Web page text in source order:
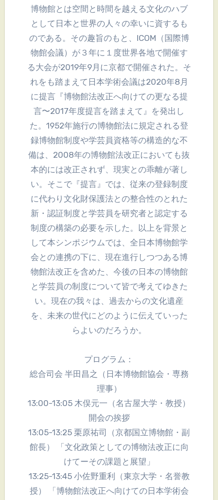
博物館とは空間と時間を越える文化のハブ
として日本と世界の人々の幸いに資するも
のである。その趣旨のもと、ICOM（国際博
物館会議）が３年に１度世界各地で開催す
る大会が2019年9月に京都で開催された。そ
れをも踏まえて日本学術会議は2020年8月
に提言『博物館法改正へ向けての更なる提
言〜2017年度提言を踏まえて』を発出し
た。1952年施行の博物館法に規定される登
録博物館制度や学芸員資格等の構造的な不
備は、2008年の博物館法改正においても抜
本的には改正されず、現実との乖離が著し
い。そこで『提言』では、従来の登録制度
に代わり文化財保護法との整合性のとれた
新・認証制度と学芸員を研究者と認定する
制度の構築の必要を示した。以上を背景と
して本シンポジウムでは、全日本博物館学
会との連携の下に、現在進行しつつある博
物館法改正を含めた、今後の日本の博物館
と学芸員の制度について皆で考えてゆきた
い。現在の我々は、過去からの文化遺産
を、未来の世代にどのように伝えていった
らよいのだろうか。
プログラム：
総合司会 半田昌之（日本博物館協会・専務
理事）
13:00-13:05 木俣元一（名古屋大学・教授）
開会の挨拶
13:05-13:25 栗原祐司（京都国立博物館・副
館長） 「文化政策としての博物法改正に向
けてーその課題と展望」
13:25-13:45 小佐野重利（東京大学・名誉教
授） 「博物館法改正へ向けての日本学術会